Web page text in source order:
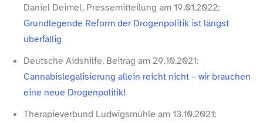
Daniel Deimel, Pressemitteilung am 19.01.2022:
Grundlegende Reform der Drogenpolitik ist längst
überfällig
Deutsche Aidshilfe, Beitrag am 29.10.2021:
Cannabislegalisierung allein reicht nicht – wir brauchen
eine neue Drogenpolitik!
Therapieverbund Ludwigsmühle am 13.10.2021: